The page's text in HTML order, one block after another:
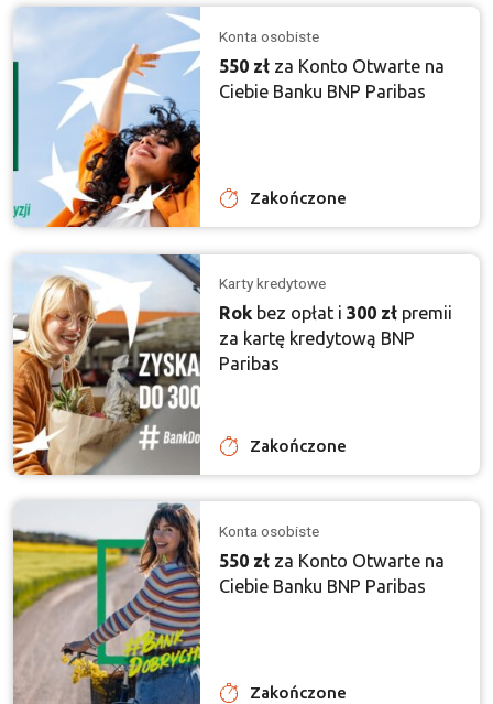
Konta osobiste
550 zł za Konto Otwarte na
Ciebie Banku BNP Paribas
Zakończone
Karty kredytowe
Rok bez opłat i300 zł premii
za kartę kredytową BNP
Paribas
Zakończone
Konta osobiste
550 zł za Konto Otwarte na
Ciebie Banku BNP Paribas
Zakończone